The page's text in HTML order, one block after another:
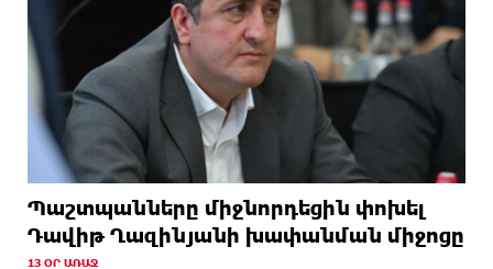
Պաշտպանները միջնորդեցին փոխել
Դավիթ Ղազինյանի խափանման միջոցը
13 ՕՐ ԱՌԱՋ